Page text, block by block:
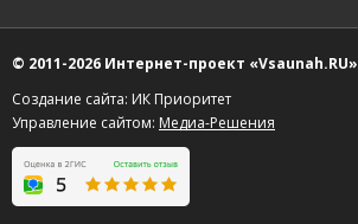
© 2011-2026 Интернет-проект «Vsaunah.RU»
Создание сайта: ИК Приоритет
Управление сайтом: Медиа-Решения